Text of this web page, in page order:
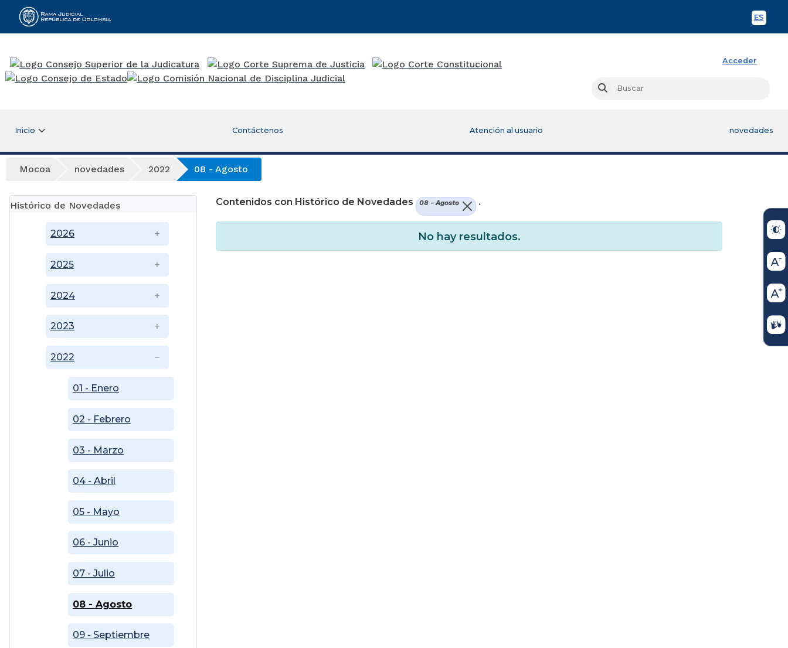
ES
Rama Judicial
Acceder
Buscar
Inicio Contáctenos Atención al usuario novedades
Mocoa novedades 2022 08 - Agosto
Histórico de Novedades
2022
01 - Enero
02 - Febrero
03 - Marzo
04 - Abril
05 - Mayo
06 - Junio
07 - Julio
08 - Agosto
09 - Septiembre
2023
2024
2025
2026
Contenidos con Histórico de Novedades 08 - Agosto .
No hay resultados.